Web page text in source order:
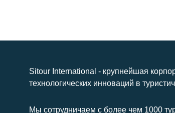
Sitour International - крупнейшая
технологических инноваций в
Мы сотрудничаем с более чем 1000